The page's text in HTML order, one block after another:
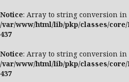
Notice: Array to string conversion in
/var/www/html/lib/pkp/classes/
437
Notice: Array to string conversion in
/var/www/html/lib/pkp/classes/
437